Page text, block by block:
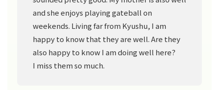
and she enjoys playing gateball on
weekends. Living far from Kyushu, I am
happy to know that they are well. Are they
also happy to know I am doing well here?
I miss them so much.